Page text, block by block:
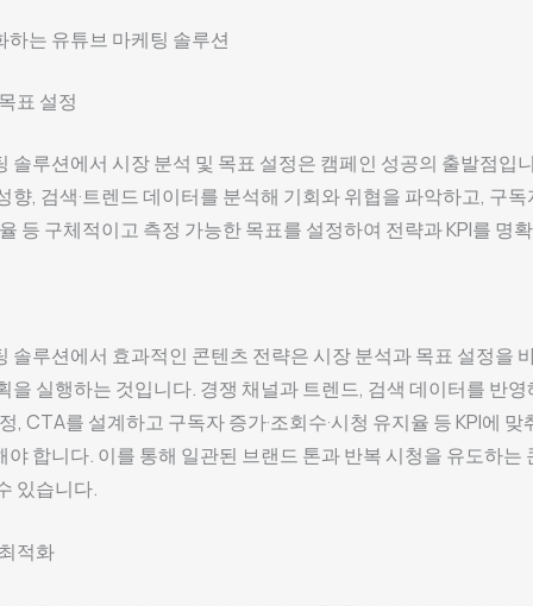
하는 유튜브 마케팅 솔루션
표 설정
솔루션에서 시장 분석 및 목표 설정은 캠페인 성공의 출발점입
향, 검색·트렌드 데이터를 분석해 기회와 위협을 파악하고, 구
등 구체적이고 측정 가능한 목표를 설정하여 전략과 KPI를 명
솔루션에서 효과적인 콘텐츠 전략은 시장 분석과 목표 설정을
을 실행하는 것입니다. 경쟁 채널과 트렌드, 검색 데이터를 반
, CTA를 설계하고 구독자 증가·조회수·시청 유지율 등 KPI에 맞
야 합니다. 이를 통해 일관된 브랜드 톤과 반복 시청을 유도하는
있습니다.
적화